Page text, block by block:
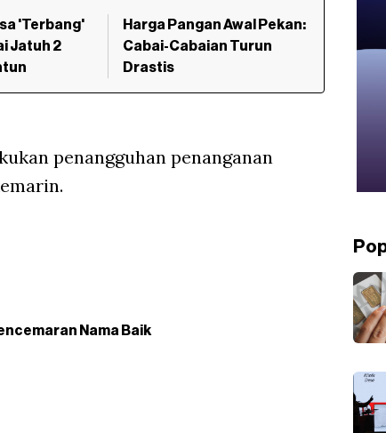
'Terbang'
Jatuh 2
Harga Pangan Awal Pekan:
Cabai-Cabaian Turun
Drastis
penangguhan penanganan
Nama Baik